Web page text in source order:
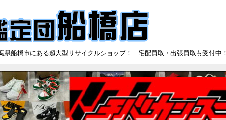
県船橋市にある超大型リサイクルショップ！ 宅配買取・出張買取も受付中！